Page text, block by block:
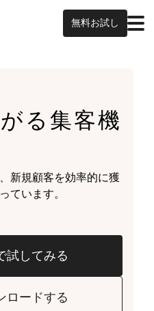
無料お試し
る集客機
新規顧客を効率的に獲
ています。
試してみる
ロードする